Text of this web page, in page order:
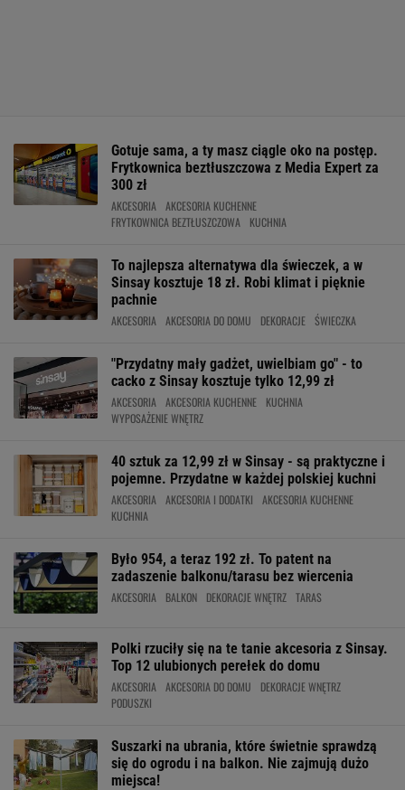
Gotuje sama, a ty masz ciągle oko na postęp.
Frytkownica beztłuszczowa z Media Expert za
300 zł
AKCESORIA AKCESORIA KUCHENNE
FRYTKOWNICA BEZTŁUSZCZOWA
KUCHNIA
To najlepsza alternatywa dla świeczek, a w
Sinsay kosztuje 18 zł. Robi klimat i pięknie
pachnie
AKCESORIA AKCESORIA DO DOMU DEKORACJE ŚWIECZKA
"Przydatny mały gadżet, uwielbiam go" - to
cacko z Sinsay kosztuje tylko 12,99 zł
AKCESORIA AKCESORIA KUCHENNE
KUCHNIA
WYPOSAŻENIE WNĘTRZ
40 sztuk za 12,99 zł w Sinsay - są praktyczne i
pojemne. Przydatne w każdej polskiej kuchni
AKCESORIA AKCESORIA I DODATKI
AKCESORIA KUCHENNE
KUCHNIA
Było 954, a teraz 192 zł. To patent na
zadaszenie balkonu/tarasu bez wiercenia
AKCESORIA BALKON DEKORACJE WNĘTRZ TARAS
Polki rzuciły się na te tanie akcesoria z Sinsay.
Top 12 ulubionych perełek do domu
AKCESORIA AKCESORIA DO DOMU
DEKORACJE WNĘTRZ
PODUSZKI
Suszarki na ubrania, które świetnie sprawdzą
się do ogrodu i na balkon. Nie zajmują dużo
miejsca!